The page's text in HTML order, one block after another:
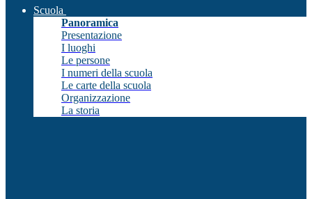
Scuola
Panoramica
Presentazione
I luoghi
Le persone
I numeri della scuola
Le carte della scuola
Organizzazione
La storia